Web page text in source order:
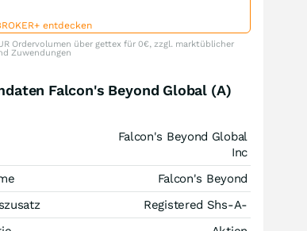
entdecken
Ordervolumen über gettex für 0€, zzgl. marktüblicher
Zuwendungen
Falcon's Beyond Global (A)
Falcon's Beyond Global
Inc
Falcon's Beyond
Registered Shs-A-